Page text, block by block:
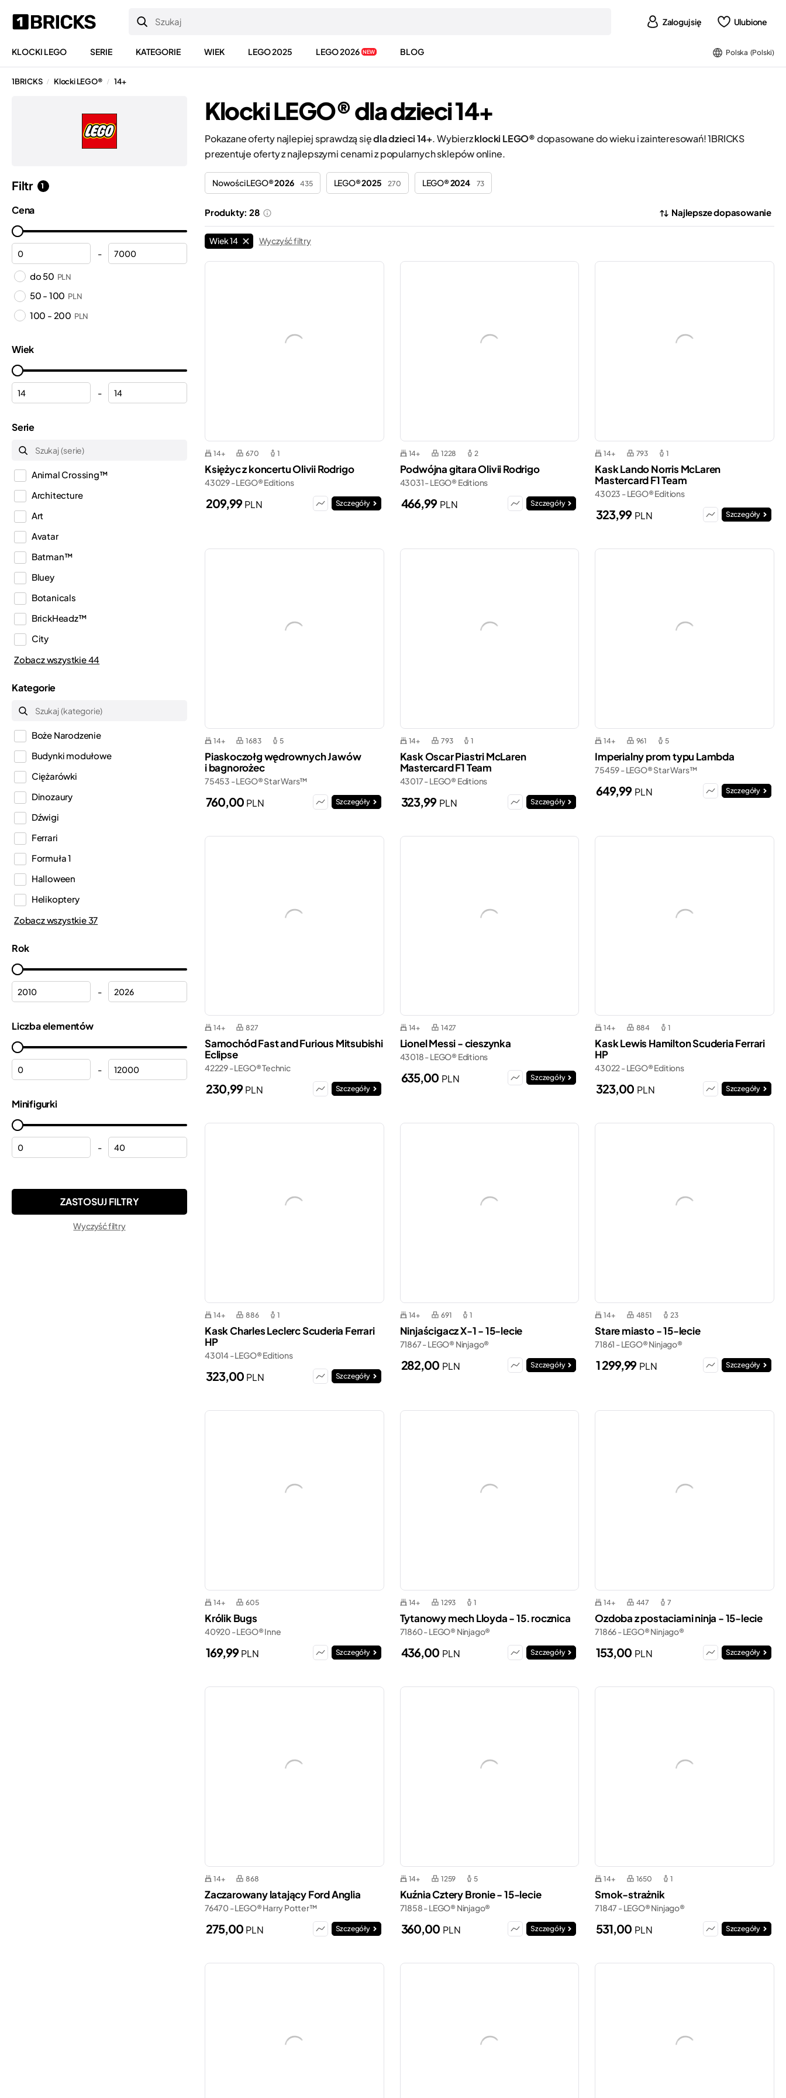
Zaloguj się Ulubione
KLOCKI LEGO SERIE KATEGORIE WIEK LEGO 2025 LEGO 2026 NEW BLOG Polska (Polski)
1BRICKS / Klocki LEGO® / 14+
Klocki LEGO® dla dzieci 14+
Pokazane oferty najlepiej sprawdzą siędla dzieci 14+. Wybierzklocki LEGO®dopasowane do wieku i zainteresowań! 1BRICKS
prezentuje oferty z najlepszymi cenami z popularnych sklepów online.
Nowości LEGO®2026 435 LEGO®2025 270 LEGO®2024 73
Produkty: 28 Najlepsze dopasowanie
Wiek 14 Wyczyść filtry
14+ 670 1
Księżyc z koncertu Olivii Rodrigo
43029 - LEGO® Editions
209,99PLN Szczegóły
14+ 1228 2
Podwójna gitara Olivii Rodrigo
43031 - LEGO® Editions
466,99 PLN Szczegóły
14+ 793 1
Kask Lando Norris McLaren
Mastercard F1 Team
43023 - LEGO® Editions
323,99 PLN Szczegóły
14+ 1683 5
Piaskoczołg wędrownych Jawów
i bagnorożec
75453 - LEGO® Star Wars™
760,00 PLN Szczegóły
14+ 793 1
Kask Oscar Piastri McLaren
Mastercard F1 Team
43017 - LEGO® Editions
323,99 PLN Szczegóły
14+ 961 5
Imperialny prom typu Lambda
75459 - LEGO® Star Wars™
649,99 PLN Szczegóły
14+ 827
Samochód Fast and Furious Mitsubishi
Eclipse
42229 - LEGO® Technic
230,99PLN Szczegóły
14+ 1427
Lionel Messi - cieszynka
43018 - LEGO® Editions
635,00 PLN Szczegóły
14+ 884 1
Kask Lewis Hamilton Scuderia Ferrari
HP
43022 - LEGO® Editions
323,00 PLN Szczegóły
14+ 886 1
Kask Charles Leclerc Scuderia Ferrari
HP
43014 - LEGO® Editions
323,00 PLN Szczegóły
14+ 691 1
Ninjaścigacz X-1 - 15-lecie
71867 - LEGO® Ninjago®
282,00 PLN Szczegóły
14+ 4851 23
Stare miasto - 15-lecie
71861 - LEGO® Ninjago®
1 299,99 PLN Szczegóły
14+ 605
Królik Bugs
40920 - LEGO® Inne
169,99PLN Szczegóły
14+ 1293 1
Tytanowy mech Lloyda - 15. rocznica
71860 - LEGO® Ninjago®
436,00 PLN Szczegóły
14+ 447 7
Ozdoba z postaciami ninja - 15-lecie
71866 - LEGO® Ninjago®
153,00 PLN Szczegóły
14+ 868
Zaczarowany latający Ford Anglia
76470 - LEGO® Harry Potter™
275,00 PLN Szczegóły
14+ 1259 5
Kuźnia Cztery Bronie - 15-lecie
71858 - LEGO® Ninjago®
360,00 PLN Szczegóły
14+ 1650 1
Smok-strażnik
71847 - LEGO® Ninjago®
531,00 PLN Szczegóły
Filtr 1
Cena
-
do 50 PLN
50 - 100 PLN
100 - 200 PLN
Wiek
-
Serie
Animal Crossing™
Architecture
Art
Avatar
Batman™
Bluey
Botanicals
BrickHeadz™
City
Classic
Disney™
Dots
DREAMZzz™
Duplo®
Editions
Education
Fortnite®
Friends
Harry Potter™
Icons
Indiana Jones™
Inne
Koci domek Gabi
Marvel
Minions
Pokemon™
Sonic the Hedgehog™
Speed Champions
Zobacz wszystkie 44
Kategorie
Boże Narodzenie
Budynki modułowe
Ciężarówki
Dinozaury
Dźwigi
Ferrari
Formuła 1
Halloween
Helikoptery
Hełmy
Komisariat policji
Kosmos
Kraina lodu
Lamborghini
Motocykle
Myszka Miki
Peppa
Porsche
Płytki konstrukcyjne
Zobacz wszystkie 37
Rok
-
Liczba elementów
-
Minifigurki
-
Wyczyść filtry